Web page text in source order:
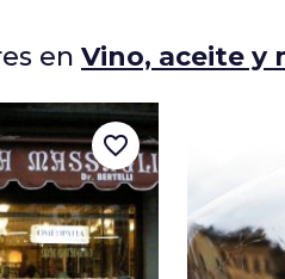
en Vino, aceite y
favorite_border